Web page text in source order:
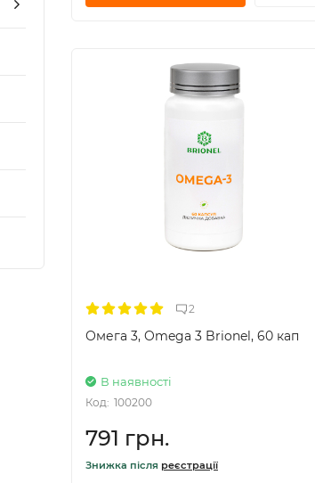
2
Омега 3, Omega 3 Brionel, 60 кап
В наявності
Код: 100200
791 грн.
Знижка після реєстрації